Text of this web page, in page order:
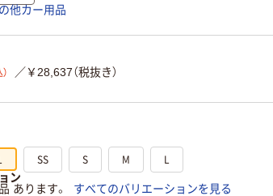
他カー用品
／￥28,637（税抜き）
SS S M L
ン
あります。
すべてのバリエーションを見る